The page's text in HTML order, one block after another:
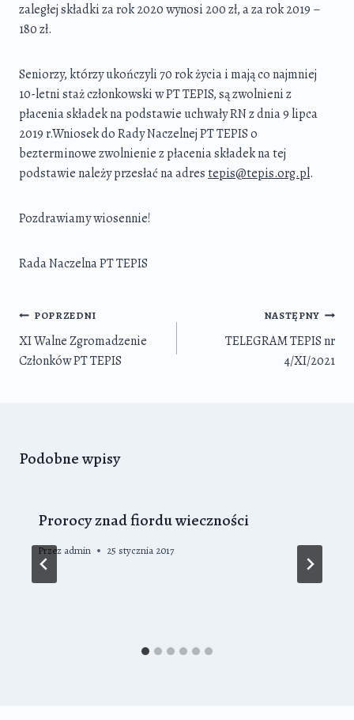
zaległej składki za rok 2020 wynosi 200 zł, a za rok 2019 –
180 zł.
Seniorzy, którzy ukończyli 70 rok życia i mają co najmniej
10-letni staż członkowski w PT TEPIS, są zwolnieni z
płacenia składek na podstawie uchwały RN z dnia 9 lipca
2019 r.Wniosek do Rady Naczelnej PT TEPIS o
bezterminowe zwolnienie z płacenia składek na tej
podstawie należy przesłać na adrestepis@tepis.org.pl.
Pozdrawiamy wiosennie!
Rada Naczelna PT TEPIS
Nawigacja
wpisu
POPRZEDNI
XI Walne Zgromadzenie
Członków PT TEPIS
NASTĘPNY
TELEGRAM TEPIS nr
4/XI/2021
Podobne wpisy
Prorocy znad fiordu wieczności
Przez admin 25 stycznia 2017